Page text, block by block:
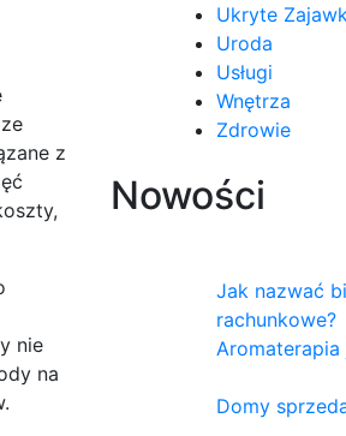
z
nie
na
Ukryte
Uroda
Usługi
Wnętrza
Zdrowie
Nowości
Jak nazwać
rachunkowe?
Domy